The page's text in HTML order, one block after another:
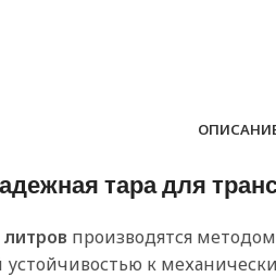
тара для
производятся
устойчивостью к